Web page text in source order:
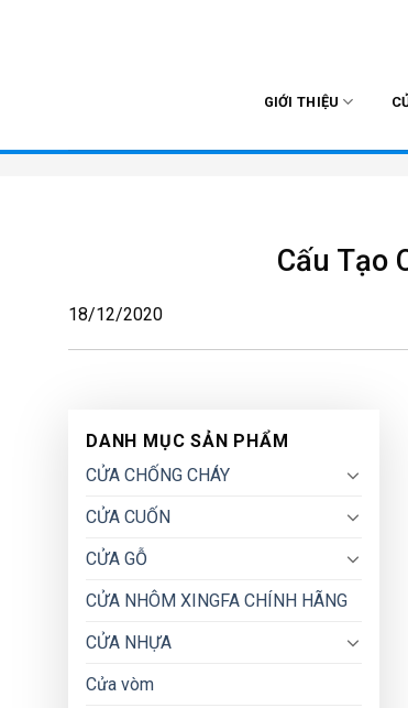
GIỚI THIỆU
Cấu Tạo
18/12/2020
DANH MỤC SẢN PHẨM
CỬA CHỐNG CHÁY
CỬA CUỐN
CỬA GỖ
CỬA NHÔM XINGFA CHÍNH HÃNG
CỬA NHỰA
Cửa vòm